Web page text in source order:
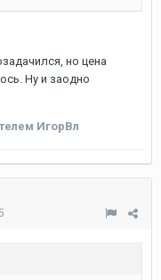
но цена
Ну и заодно
ИгорВл